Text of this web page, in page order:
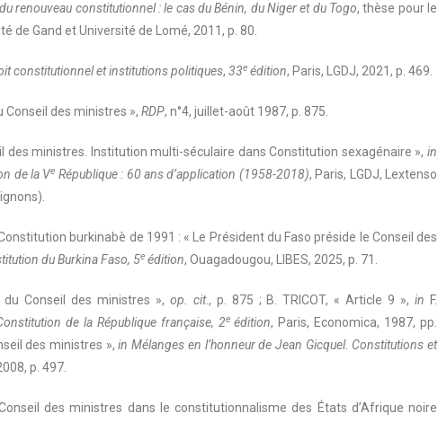
renouveau constitutionnel : le cas du Bénin, du Niger et du Togo, thèse pour le
de Gand et Université de Lomé, 2011, p. 80.
constitutionnel et institutions politiques, 33eédition, Paris, LGDJ, 2021, p. 469.
Conseil des ministres », RDP, n°4, juillet-août 1987, p. 875.
des ministres. Institution multi-séculaire dans Constitution sexagénaire », in
de la Ve République : 60 ans d’application (1958-2018), Paris, LGDJ, Lextenso
burkinabè de 1991 : « Le Président du Faso préside le Conseil des
du Burkina Faso, 5eédition, Ouagadougou, LIBES, 2025, p. 71.
du Conseil des ministres », op. cit., p. 875 ; B. TRICOT, « Article 9 »,in F.
de la République française, 2eédition, Paris, Economica, 1987, pp.
des ministres »,in Mélanges en l’honneur de Jean Gicquel. Constitutions et
p. 497.
des ministres dans le constitutionnalisme des États d’Afrique noire